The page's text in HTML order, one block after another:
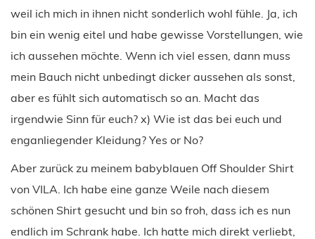
weil ich mich in ihnen nicht sonderlich wohl fühle. Ja, ich
bin ein wenig eitel und habe gewisse Vorstellungen, wie
ich aussehen möchte. Wenn ich viel essen, dann muss
mein Bauch nicht unbedingt dicker aussehen als sonst,
aber es fühlt sich automatisch so an. Macht das
irgendwie Sinn für euch? x) Wie ist das bei euch und
enganliegender Kleidung? Yes or No?
Aber zurück zu meinem babyblauen Off Shoulder Shirt
von VILA. Ich habe eine ganze Weile nach diesem
schönen Shirt gesucht und bin so froh, dass ich es nun
endlich im Schrank habe. Ich hatte mich direkt verliebt,